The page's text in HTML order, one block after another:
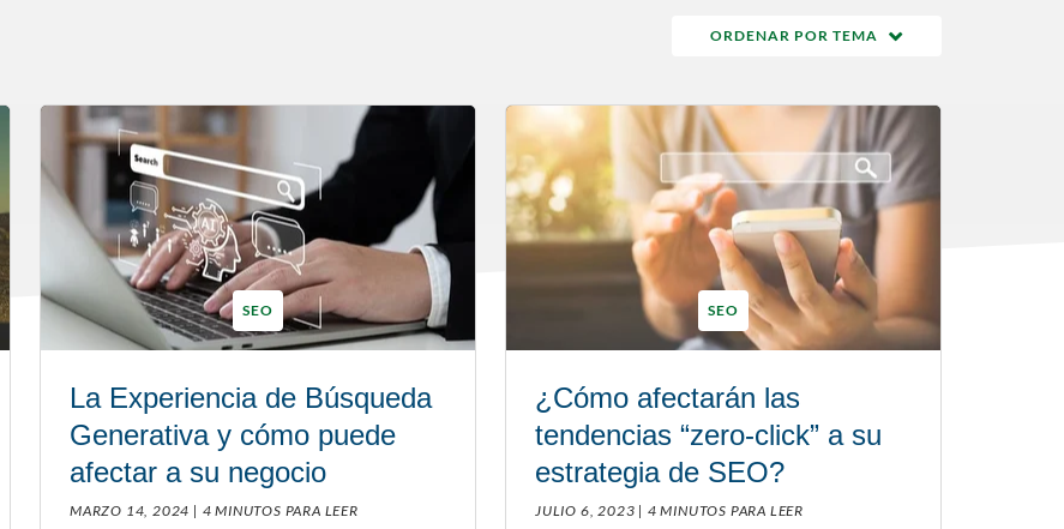
ORDENAR POR TEMA
SEO
La Experiencia de Búsqueda
Generativa y cómo puede
afectar a su negocio
MARZO 14, 2024 | 4 MINUTOS PARA LEER
SEO
¿Cómo afectarán las
tendencias “zero-click” a su
estrategia de SEO?
JULIO 6, 2023 | 4 MINUTOS PARA LEER